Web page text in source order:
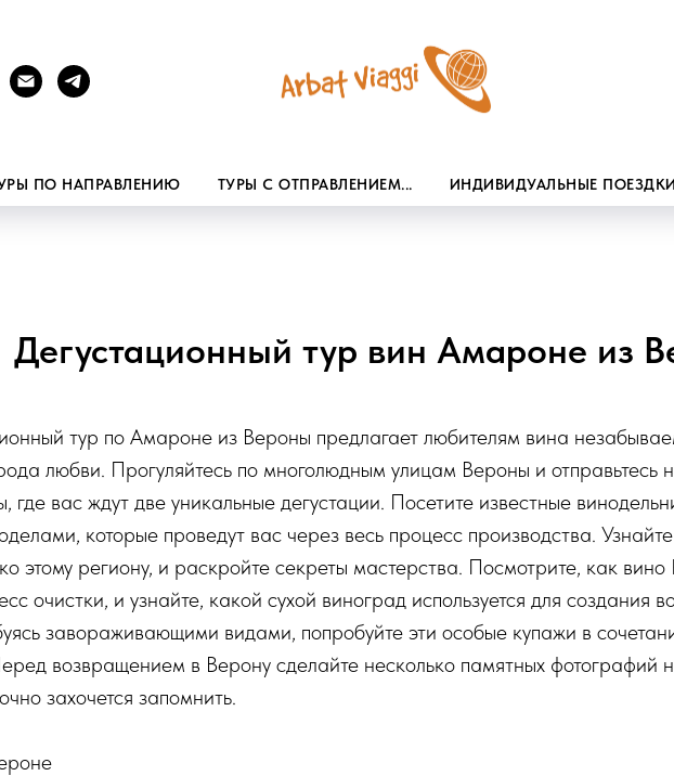
ПО НАПРАВЛЕНИЮ ТУРЫ С ОТПРАВЛЕНИЕМ... ИНДИВИДУАЛЬНЫЕ ПОЕЗДКИ
Дегустационный тур вин Амароне из
тур по Амароне из Вероны предлагает любителям вина
любви. Прогуляйтесь по многолюдным улицам Вероны и отправьтесь
где вас ждут две уникальные дегустации. Посетите известные
которые проведут вас через весь процесс производства.
этому региону, и раскройте секреты мастерства. Посмотрите, как
очистки, и узнайте, какой сухой виноград используется для создания
завораживающими видами, попробуйте эти особые купажи в
возвращением в Верону сделайте несколько памятных фотографий
захочется запомнить.